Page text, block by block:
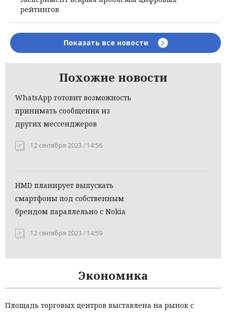
рейтингов
Показать все новости
Похожие новости
WhatsApp готовит возможность
принимать сообщения из
других мессенджеров
12 сентября 2023 / 14:56
HMD планирует выпускать
смартфоны под собственным
брендом параллельно с Nokia
12 сентября 2023 / 14:59
Экономика
Площадь торговых центров выставлена на рынок с